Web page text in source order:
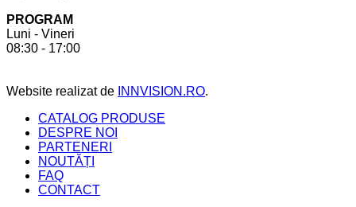
PROGRAM
Luni - Vineri
08:30 - 17:00
Website realizat de INNVISION.RO.
CATALOG PRODUSE
DESPRE NOI
PARTENERI
NOUTĂȚI
FAQ
CONTACT